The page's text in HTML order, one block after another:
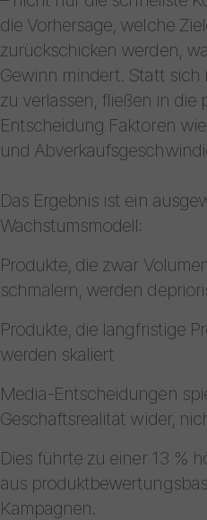
die Vorhersage, welche
zurückschicken werden,
Gewinn mindert. Statt
zu verlassen, fließen in die
Entscheidung Faktoren
und
Das Ergebnis ist ein
Wachstumsmodell:
Produkte, die zwar
schmälern, werden
Produkte, die langfristige
werden skaliert
Media-Entscheidungen
Geschäftsrealität wider,
Dies führte zu einer 13 %
aus
Kampagnen.